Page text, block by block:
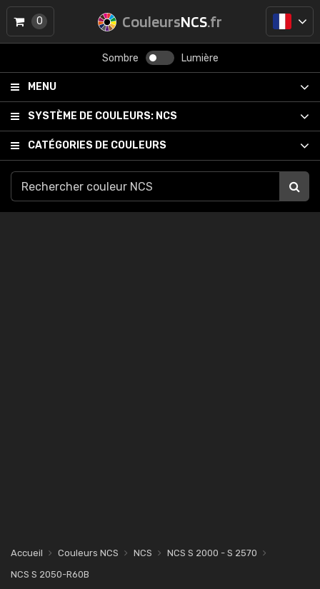
CouleursNCS.fr
Sombre Lumière
MENU
SYSTÈME DE COULEURS: NCS
CATÉGORIES DE COULEURS
0
Accueil Couleurs NCS NCS
NCS S 2000 - S 2570
NCS S 2050-R60B